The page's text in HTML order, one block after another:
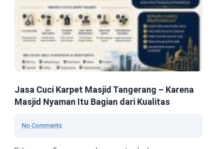
Jasa Cuci Karpet Masjid Tangerang – Karena
Masjid Nyaman Itu Bagian dari Kualitas
No Comments